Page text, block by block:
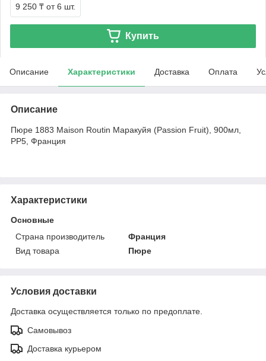
9 250 ₸ от 6 шт.
Купить
Описание Характеристики Доставка Оплата
Описание
Пюре 1883 Maison Routin Маракуйя (Passion Fruit), 900мл,
PP5, Франция
Характеристики
Основные
Страна производитель
Франция
Вид товара
Пюре
Условия доставки
Доставка осуществляется только по предоплате.
Самовывоз
Доставка курьером